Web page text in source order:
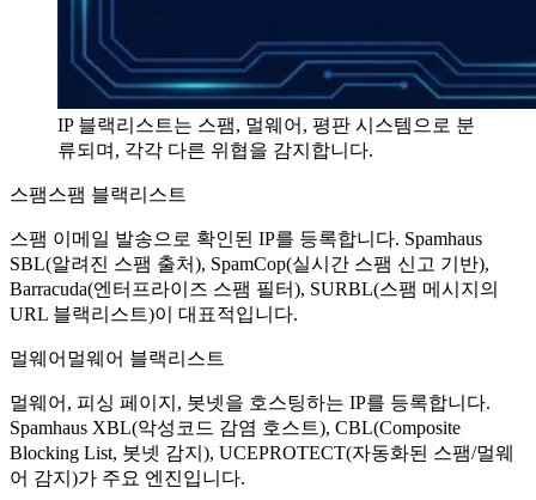
IP 블랙리스트는 스팸, 멀웨어, 평판 시스템으로 분
류되며, 각각 다른 위협을 감지합니다.
스팸스팸 블랙리스트
스팸 이메일 발송으로 확인된 IP를 등록합니다. Spamhaus
SBL(알려진 스팸 출처), SpamCop(실시간 스팸 신고 기반),
Barracuda(엔터프라이즈 스팸 필터), SURBL(스팸 메시지의
URL 블랙리스트)이 대표적입니다.
멀웨어 멀웨어 블랙리스트
멀웨어, 피싱 페이지, 봇넷을 호스팅하는 IP를 등록합니다.
Spamhaus XBL(악성코드 감염 호스트), CBL(Composite
Blocking List, 봇넷 감지), UCEPROTECT(자동화된 스팸/멀웨
어 감지)가 주요 엔진입니다.